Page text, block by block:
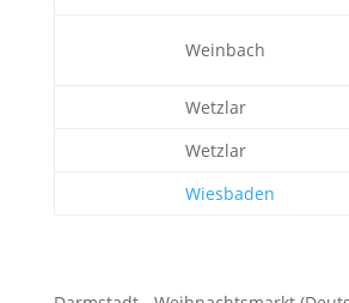
Weinbach
Wetzlar
Wetzlar
Wiesbaden